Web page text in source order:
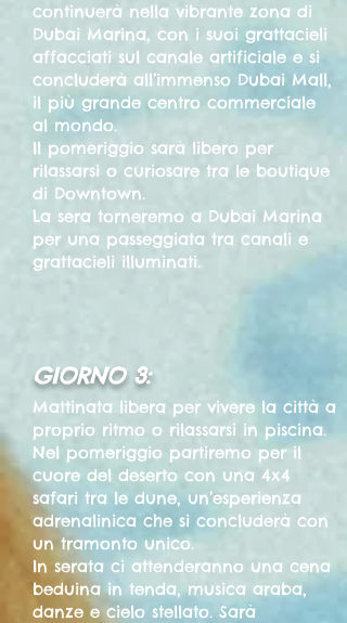
continuerà nella vibrante zona di
Dubai Marina, con i suoi grattacieli
affacciati sul canale artificiale e si
concluderà all’immenso Dubai Mall,
il più grande centro commerciale
al mondo.
Il pomeriggio sarà libero per
rilassarsi o curiosare tra le boutique
di Downtown.
La sera torneremo a Dubai Marina
per una passeggiata tra canali e
grattacieli illuminati.
GIORNO 3:
Mattinata libera per vivere la città a
proprio ritmo o rilassarsi in piscina.
Nel pomeriggio partiremo per il
cuore del deserto con una 4x4
safari tra le dune, un’esperienza
adrenalinica che si concluderà con
un tramonto unico.
In serata ci attenderanno una cena
beduina in tenda, musica araba,
danze e cielo stellato. Sarà